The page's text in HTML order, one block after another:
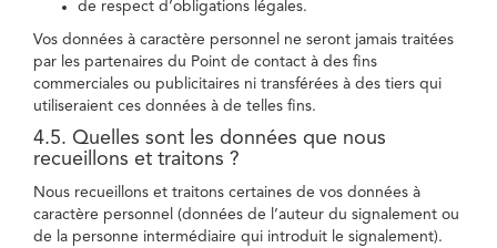
de respect d’obligations légales.
Vos données à caractère personnel ne seront jamais traitées
par les partenaires du Point de contact à des fins
commerciales ou publicitaires ni transférées à des tiers qui
utiliseraient ces données à de telles fins.
4.5. Quelles sont les données que nous
recueillons et traitons ?
Nous recueillons et traitons certaines de vos données à
caractère personnel (données de l’auteur du signalement ou
de la personne intermédiaire qui introduit le signalement).